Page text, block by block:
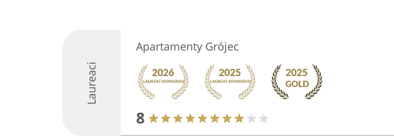
Laureaci
Apartamenty Grójec
8